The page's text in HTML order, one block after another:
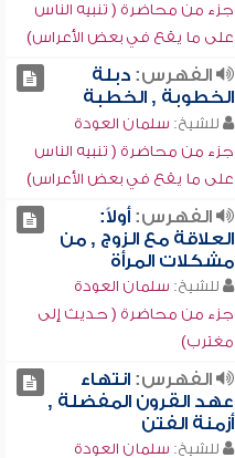
جزء من محاضرة ( تنبيه الناس
على ما يقع في بعض الأعراس)
الفهرس:دبلة
الخطوبة , الخطبة
للشيخ: سلمان العودة
جزء من محاضرة ( تنبيه الناس
على ما يقع في بعض الأعراس)
الفهرس:أولاً:
العلاقة مع الزوج , من
مشكلات المرأة
للشيخ: سلمان العودة
جزء من محاضرة ( حديث إلى
مغترب)
الفهرس:انتهاء
عهد القرون المفضلة ,
أزمنة الفتن
للشيخ: سلمان العودة